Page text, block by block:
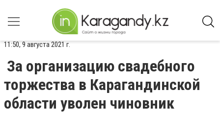
11:50, 9 августа 2021 г.
За организацию свадебного
торжества в Карагандинской
области уволен чиновник